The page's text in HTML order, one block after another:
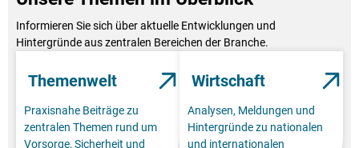
Informieren Sie sich über aktuelle Entwicklungen und
Hintergründe aus zentralen Bereichen der Branche.
Themenwelt
Praxisnahe Beiträge zu
zentralen Themen rund um
Vorsorge, Sicherheit und
Wirtschaft
Analysen, Meldungen und
Hintergründe zu nationalen
und internationalen